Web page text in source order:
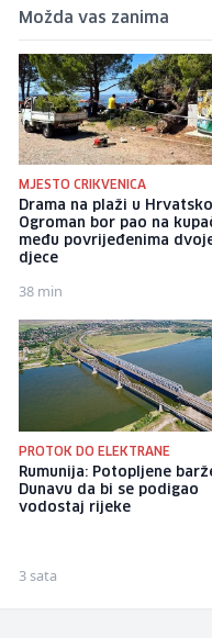
Možda vas zanima
MJESTO CRIKVENICA
Drama na plaži u
Ogroman bor pao na
među povrijeđenima
djece
38 min
PROTOK DO ELEKTRANE
Rumunija: Potopljene
Dunavu da bi se podigao
vodostaj rijeke
3 sata